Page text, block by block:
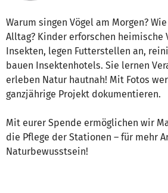
Warum singen Vögel am Morgen?
Alltag? Kinder erforschen heimische
Insekten, legen Futterstellen an,
bauen Insektenhotels. Sie lernen
erleben Natur hautnah! Mit Fotos
ganzjährige Projekt dokumentieren.
Mit eurer Spende ermöglichen wir
die Pflege der Stationen – für mehr
Naturbewusstsein!